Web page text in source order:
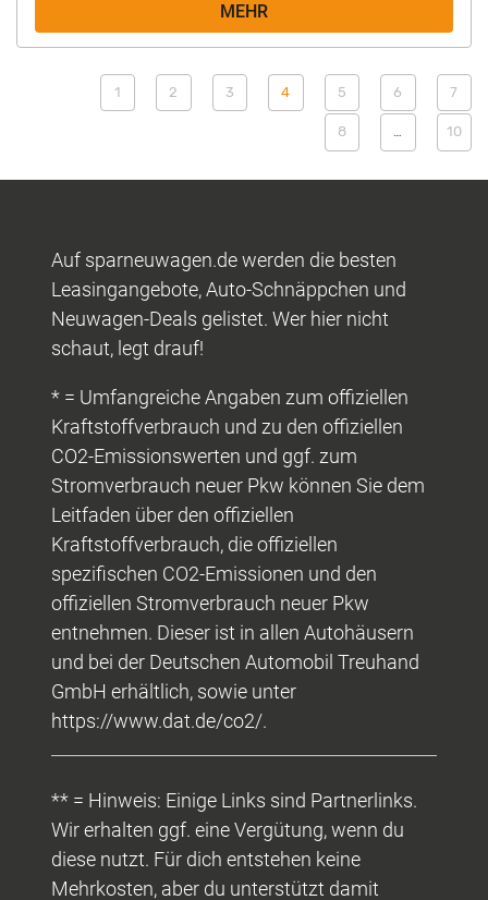
MEHR
1 2 3 4 5 6 7
8 … 10
Auf sparneuwagen.de werden die besten
Leasingangebote, Auto-Schnäppchen und
Neuwagen-Deals gelistet. Wer hier nicht
schaut, legt drauf!
* = Umfangreiche Angaben zum offiziellen
Kraftstoffverbrauch und zu den offiziellen
CO2-Emissionswerten und ggf. zum
Stromverbrauch neuer Pkw können Sie dem
Leitfaden über den offiziellen
Kraftstoffverbrauch, die offiziellen
spezifischen CO2-Emissionen und den
offiziellen Stromverbrauch neuer Pkw
entnehmen. Dieser ist in allen Autohäusern
und bei der Deutschen Automobil Treuhand
GmbH erhältlich, sowie unter
https://www.dat.de/co2/.
** = Hinweis: Einige Links sind Partnerlinks.
Wir erhalten ggf. eine Vergütung, wenn du
diese nutzt. Für dich entstehen keine
Mehrkosten, aber du unterstützt damit